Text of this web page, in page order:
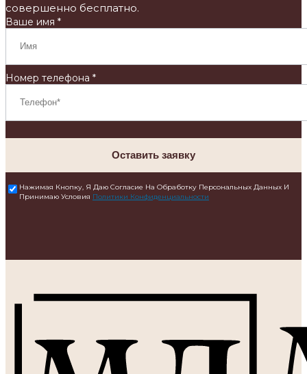
совершенно бесплатно.
Ваше имя *
Номер телефона *
Оставить заявку
Нажимая Кнопку, Я Даю Согласие На Обработку Персональных Данных И
Принимаю Условия Политики Конфиденциальности